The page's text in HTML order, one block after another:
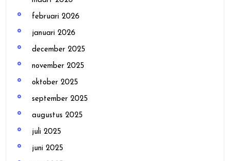
februari 2026
januari 2026
december 2025
november 2025
oktober 2025
september 2025
augustus 2025
juli 2025
juni 2025